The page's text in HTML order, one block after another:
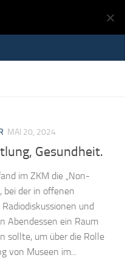
MAI 20, 2024
Gesundheit.
im ZKM die „Non-
bei der in offenen
und
Abendessen ein Raum
sollte, um über die Rolle
von Museen im...